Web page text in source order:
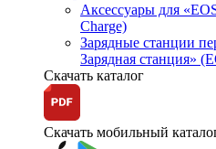
Аксессуары для
Charge)
Зарядные станции
Зарядная станция»
Скачать каталог
Скачать мобильный